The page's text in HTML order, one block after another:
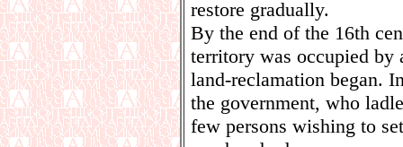
restore gradually.
By the end of the 16th
territory was occupied by
land-reclamation began.
the government, who
few persons wishing to